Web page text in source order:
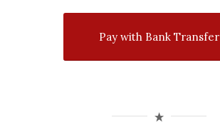
Pay with Bank Transfer